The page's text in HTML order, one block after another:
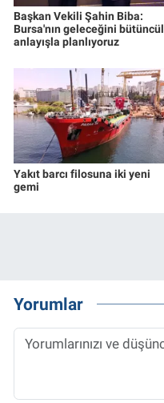
Başkan Vekili Şahin Biba:
Bursa'nın geleceğini bütüncül
anlayışla planlıyoruz
Yakıt barcı filosuna iki yeni
gemi
Yorumlar